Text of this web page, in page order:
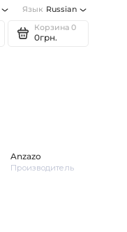
Язык Russian
Корзина 0
0грн.
Anzazo
Производитель